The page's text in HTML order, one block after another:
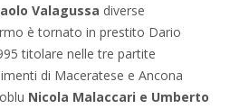
Valagussa diverse
è tornato in prestito Dario
titolare nelle tre partite
di Maceratese e Ancona
Nicola Malaccari e Umberto